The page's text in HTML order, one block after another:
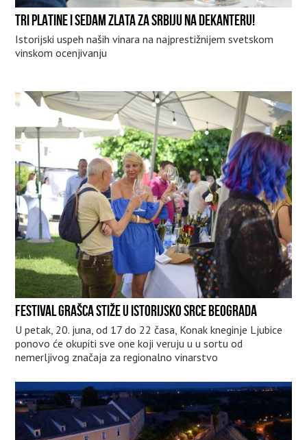
TRI PLATINE I SEDAM ZLATA ZA SRBIJU NA DEKANTERU!
Istorijski uspeh naših vinara na najprestižnijem svetskom
vinskom ocenjivanju
FESTIVAL GRAŠCA STIŽE U ISTORIJSKO SRCE BEOGRADA
U petak, 20. juna, od 17 do 22 časa, Konak kneginje Ljubice
ponovo će okupiti sve one koji veruju u u sortu od
nemerljivog značaja za regionalno vinarstvo